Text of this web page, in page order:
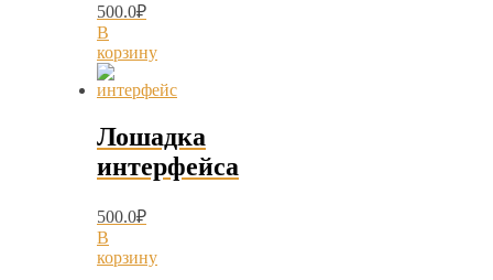
500.0₽
В
корзину
Лошадка
интерфейса
500.0₽
В
корзину